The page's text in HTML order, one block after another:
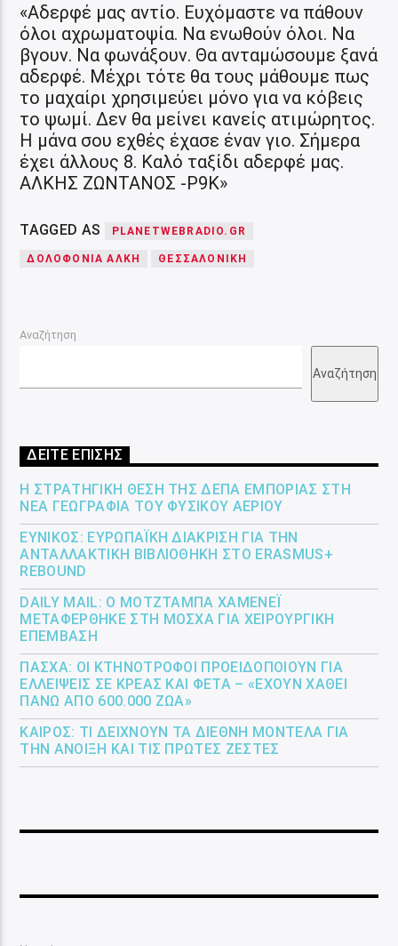
«Αδερφέ μας αντίο. Ευχόμαστε να πάθουν
όλοι αχρωματοψία. Να ενωθούν όλοι. Να
βγουν. Να φωνάξουν. Θα ανταμώσουμε ξανά
αδερφέ. Μέχρι τότε θα τους μάθουμε πως
το μαχαίρι χρησιμεύει μόνο για να κόβεις
το ψωμί. Δεν θα μείνει κανείς ατιμώρητος.
Η μάνα σου εχθές έχασε έναν γιο. Σήμερα
έχει άλλους 8. Καλό ταξίδι αδερφέ μας.
ΑΛΚΗΣ ΖΩΝΤΑΝΟΣ -P9K»
TAGGED AS PLANETWEBRADIO.GR
ΔΟΛΟΦΟΝΙΑ ΑΛΚΗ ΘΕΣΣΑΛΟΝΙΚΗ
Αναζήτηση
Αναζήτηση
ΔΕΙΤΕ ΕΠΙΣΗΣ
Η ΣΤΡΑΤΗΓΙΚΉ ΘΈΣΗ ΤΗΣ ΔΕΠΑ ΕΜΠΟΡΊΑΣ ΣΤΗ
ΝΈΑ ΓΕΩΓΡΑΦΊΑ ΤΟΥ ΦΥΣΙΚΟΎ ΑΕΡΊΟΥ
ΕΎΝΙΚΟΣ: ΕΥΡΩΠΑΪΚΉ ΔΙΆΚΡΙΣΗ ΓΙΑ ΤΗΝ
ΑΝΤΑΛΛΑΚΤΙΚΉ ΒΙΒΛΙΟΘΉΚΗ ΣΤΟ ERASMUS+
REBOUND
DAILY MAIL: Ο ΜΟΤΖΤΆΜΠΑ ΧΑΜΕΝΕΪ́
ΜΕΤΑΦΈΡΘΗΚΕ ΣΤΗ ΜΌΣΧΑ ΓΙΑ ΧΕΙΡΟΥΡΓΙΚΉ
ΕΠΈΜΒΑΣΗ
ΠΆΣΧΑ: ΟΙ ΚΤΗΝΟΤΡΌΦΟΙ ΠΡΟΕΙΔΟΠΟΙΟΎΝ ΓΙΑ
ΕΛΛΕΊΨΕΙΣ ΣΕ ΚΡΈΑΣ ΚΑΙ ΦΈΤΑ – «ΈΧΟΥΝ ΧΑΘΕΊ
ΠΆΝΩ ΑΠΌ 600.000 ΖΏΑ»
ΚΑΙΡΌΣ: ΤΙ ΔΕΊΧΝΟΥΝ ΤΑ ΔΙΕΘΝΉ ΜΟΝΤΈΛΑ ΓΙΑ
ΤΗΝ ΆΝΟΙΞΗ ΚΑΙ ΤΙΣ ΠΡΏΤΕΣ ΖΈΣΤΕΣ